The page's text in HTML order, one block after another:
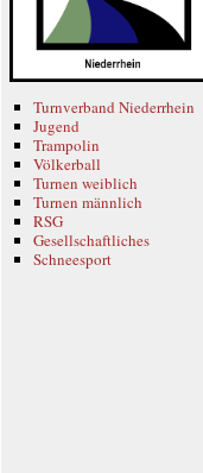
Turnverband Niederrhein
Jugend
Trampolin
Völkerball
Turnen weiblich
Turnen männlich
RSG
Gesellschaftliches
Schneesport